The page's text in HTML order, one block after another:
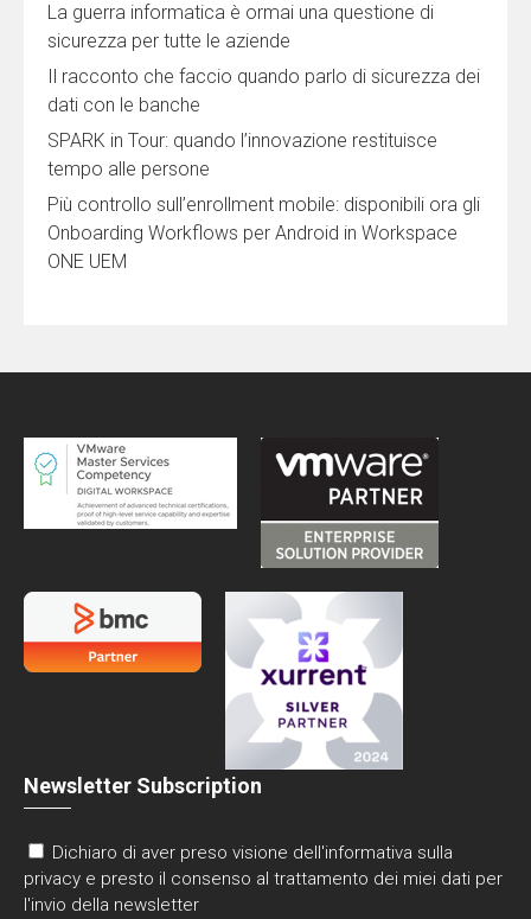
La guerra informatica è ormai una questione di
sicurezza per tutte le aziende
Il racconto che faccio quando parlo di sicurezza dei
dati con le banche
SPARK in Tour: quando l’innovazione restituisce
tempo alle persone
Più controllo sull’enrollment mobile: disponibili ora gli
Onboarding Workflows per Android in Workspace
ONE UEM
Newsletter Subscription
Dichiaro di aver preso visione dell'informativa sulla
privacy e presto il consenso al trattamento dei miei dati per
l'invio della newsletter